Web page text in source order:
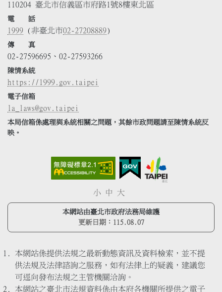
110204 臺北市信義區市府路1號8樓東北區
電 話
1999 (非臺北市02-27208889)
傳 真
02-27596695、02-27593266
陳情系統
https://1999.gov.taipei
電子信箱
la_laws@gov.taipei
本局信箱係處理與系統相關之問題，其餘市政問題請至陳情系統反
映。
小 中 大
本網站由臺北市政府法務局維護
更新日期： 115.08.07
本網站係提供法規之最新動態資訊及資料檢索，並不提
供法規及法律諮詢之服務，如有法律上的疑義，建議您
可逕向發布法規之主管機關洽詢。
本網站之臺北市法規資料係由本府各機關所提供之電子